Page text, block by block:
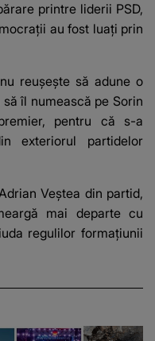
printre liderii PSD,
au fost luați prin
reușește să adune o
îl numească pe Sorin
pentru că s-a
exteriorul partidelor
Veștea din partid,
mai departe cu
regulilor formațiunii